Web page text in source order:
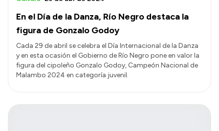
En el Día de la Danza, Río Negro destaca la
figura de Gonzalo Godoy
Cada 29 de abril se celebra el Día Internacional de la Danza
y en esta ocasión el Gobierno de Río Negro pone en valor la
figura del cipoleño Gonzalo Godoy, Campeón Nacional de
Malambo 2024 en categoría juvenil.